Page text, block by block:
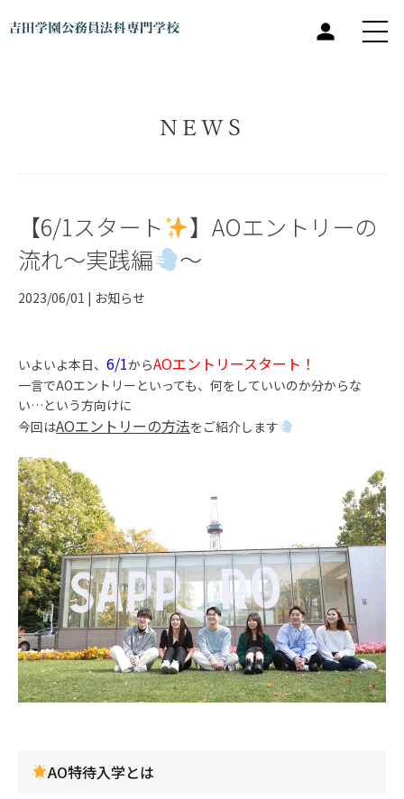
NEWS
【6/1スタート
】AOエントリーの
流れ～実践編
～
2023/06/01 | お知らせ
いよいよ本日、 6/1からAOエントリースタート！
一言でAOエントリーといっても、何をしていいのか分からな
い…という方向けに
今回はAOエントリーの方法をご紹介します
AO特待入学とは